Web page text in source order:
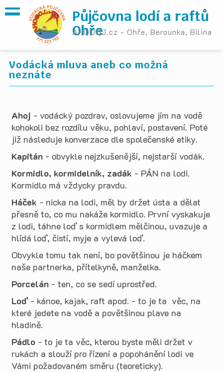
Půjčovna lodí a raftů
Ohře
AHOOOJ.cz - Ohře, Berounka, Bílina
Vodácká mluva aneb co možná
neznáte
Ahoj - vodácký pozdrav, oslovujeme jím na vodě
kohokoli bez rozdílu věku, pohlaví, postavení. Poté
již následuje konverzace dle společenské etiky.
Kapitán - obvykle nejzkušenější, nejstarší vodák.
Kormidlo, kormidelník, zadák - PÁN na lodi.
Kormidlo má vždycky pravdu.
Háček - nicka na lodi, měl by držet ústa a dělat
přesně to, co mu nakáže kormidlo. První vyskakuje
z lodi, táhne loď s kormidlem mělčinou, uvazuje a
hlídá loď, čistí, myje a vylevá loď.
Obvykle tomu tak není, bo povětšinou je háčkem
naše partnerka, přítelkyně, manželka.
Porcelán - ten, co se sedí uprostřed.
Loď- kánoe, kajak, raft apod. - to je ta věc, na
které jedete na vodě a povětšinou plave na
hladině.
Pádlo - to je ta věc, kterou byste měli držet v
rukách a slouží pro řízení a popohánění lodi ve
Vámi požadovaném směru (teoreticky).